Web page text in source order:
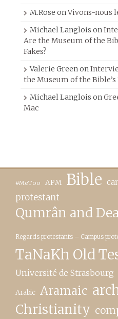
M.Rose onVivons-nous
Michael Langlois on
Are the Museum of the
Fakes?
Valerie Greenon
the Museum of the Bible’s
Michael Langlois on
Mac
#MeToo APM Bible
protestant
Qumrân and
Regards protestants – Campus
TaNaKh Old
Université de Strasbourg
Arabic Aramaic
Christianity